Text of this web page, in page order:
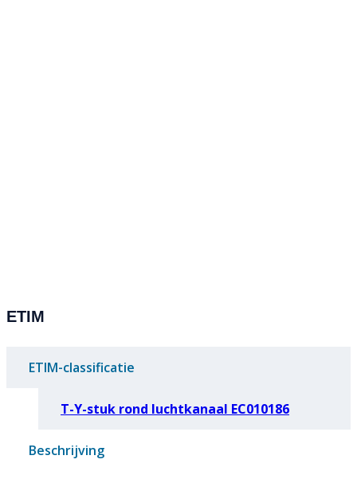
ETIM
ETIM-classificatie
T-Y-stuk rond luchtkanaal EC010186
Beschrijving